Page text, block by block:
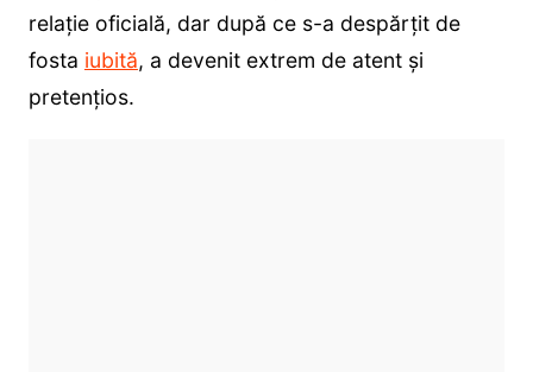
relație oficială, dar după ce s-a despărțit de
fosta iubită, a devenit extrem de atent și
pretențios.